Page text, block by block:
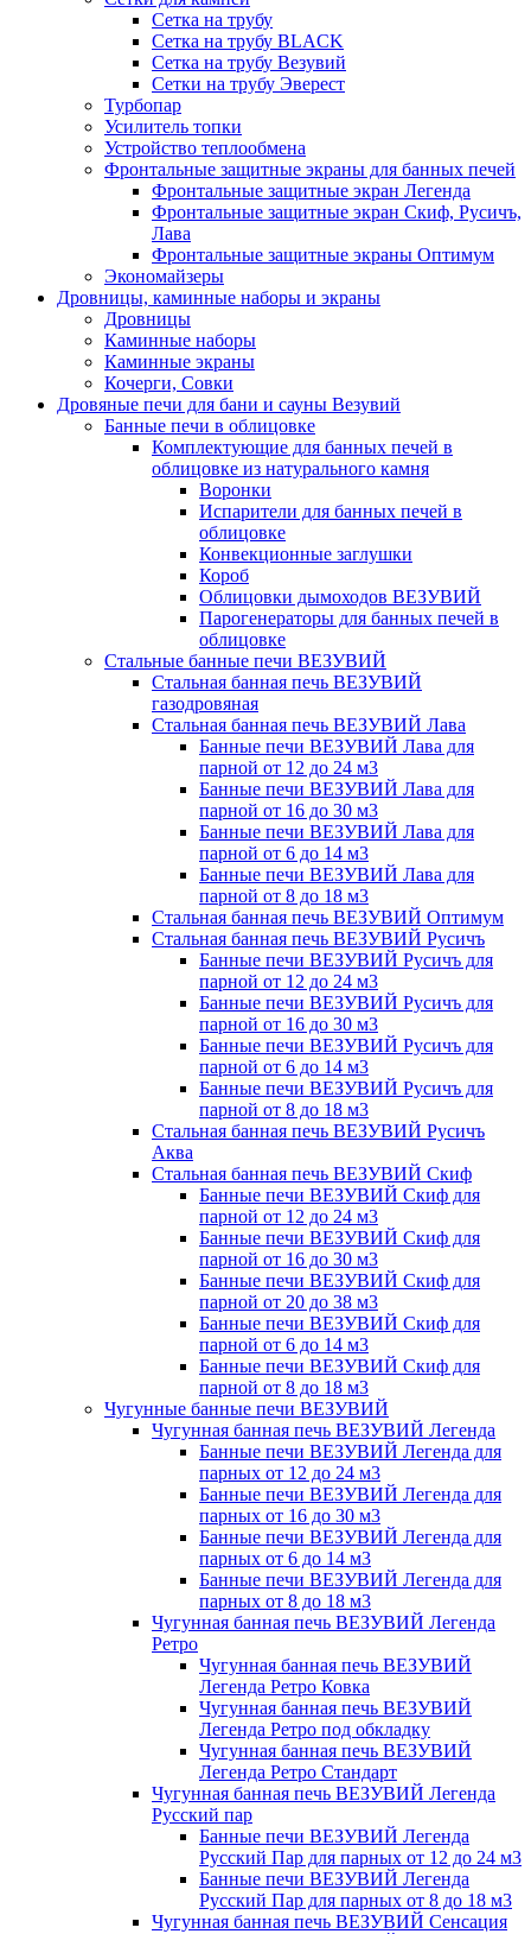
Сетка на трубу
Сетка на трубу BLACK
Сетка на трубу Везувий
Сетки на трубу Эверест
Турбопар
Усилитель топки
Устройство теплообмена
Фронтальные защитные экраны для банных печей
Фронтальные защитные экран Легенда
Фронтальные защитные экран Скиф, Русичъ,
Лава
Фронтальные защитные экраны Оптимум
Экономайзеры
Дровницы, каминные наборы и экраны
Дровницы
Каминные наборы
Каминные экраны
Кочерги, Совки
Дровяные печи для бани и сауны Везувий
Банные печи в облицовке
Комплектующие для банных печей в
облицовке из натурального камня
Воронки
Испарители для банных печей в
облицовке
Конвекционные заглушки
Короб
Облицовки дымоходов ВЕЗУВИЙ
Парогенераторы для банных печей в
облицовке
Стальные банные печи ВЕЗУВИЙ
Стальная банная печь ВЕЗУВИЙ
газодровяная
Стальная банная печь ВЕЗУВИЙ Лава
Банные печи ВЕЗУВИЙ Лава для
парной от 12 до 24 м3
Банные печи ВЕЗУВИЙ Лава для
парной от 16 до 30 м3
Банные печи ВЕЗУВИЙ Лава для
парной от 6 до 14 м3
Банные печи ВЕЗУВИЙ Лава для
парной от 8 до 18 м3
Стальная банная печь ВЕЗУВИЙ Оптимум
Стальная банная печь ВЕЗУВИЙ Русичъ
Банные печи ВЕЗУВИЙ Русичъ для
парной от 12 до 24 м3
Банные печи ВЕЗУВИЙ Русичъ для
парной от 16 до 30 м3
Банные печи ВЕЗУВИЙ Русичъ для
парной от 6 до 14 м3
Банные печи ВЕЗУВИЙ Русичъ для
парной от 8 до 18 м3
Стальная банная печь ВЕЗУВИЙ Русичъ
Аква
Стальная банная печь ВЕЗУВИЙ Скиф
Банные печи ВЕЗУВИЙ Скиф для
парной от 12 до 24 м3
Банные печи ВЕЗУВИЙ Скиф для
парной от 16 до 30 м3
Банные печи ВЕЗУВИЙ Скиф для
парной от 20 до 38 м3
Банные печи ВЕЗУВИЙ Скиф для
парной от 6 до 14 м3
Банные печи ВЕЗУВИЙ Скиф для
парной от 8 до 18 м3
Чугунные банные печи ВЕЗУВИЙ
Чугунная банная печь ВЕЗУВИЙ Легенда
Банные печи ВЕЗУВИЙ Легенда для
парных от 12 до 24 м3
Банные печи ВЕЗУВИЙ Легенда для
парных от 16 до 30 м3
Банные печи ВЕЗУВИЙ Легенда для
парных от 6 до 14 м3
Банные печи ВЕЗУВИЙ Легенда для
парных от 8 до 18 м3
Чугунная банная печь ВЕЗУВИЙ Легенда
Ретро
Чугунная банная печь ВЕЗУВИЙ
Легенда Ретро Ковка
Чугунная банная печь ВЕЗУВИЙ
Легенда Ретро под обкладку
Чугунная банная печь ВЕЗУВИЙ
Легенда Ретро Стандарт
Чугунная банная печь ВЕЗУВИЙ Легенда
Русский пар
Банные печи ВЕЗУВИЙ Легенда
Русский Пар для парных от 12 до 24 м3
Банные печи ВЕЗУВИЙ Легенда
Русский Пар для парных от 8 до 18 м3
Чугунная банная печь ВЕЗУВИЙ Сенсация